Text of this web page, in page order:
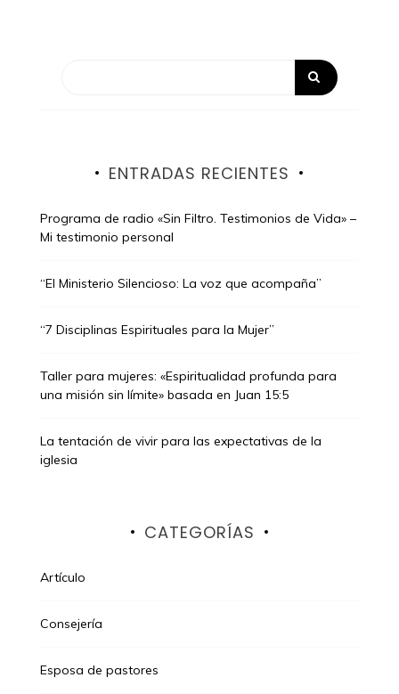
ENTRADAS RECIENTES
Programa de radio «Sin Filtro. Testimonios de Vida» –
Mi testimonio personal
“El Ministerio Silencioso: La voz que acompaña”
“7 Disciplinas Espirituales para la Mujer”
Taller para mujeres: «Espiritualidad profunda para
una misión sin límite» basada en Juan 15:5
La tentación de vivir para las expectativas de la
iglesia
CATEGORÍAS
Artículo
Consejería
Esposa de pastores